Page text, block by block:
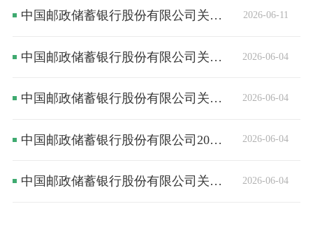
2026-06-11
中国邮政储蓄银行股份有限公司关于2026年二级资本债券（第一期）（债券通）发行完毕的公告
2026-06-04
中国邮政储蓄银行股份有限公司关于2026年无固定期限资本债券（第一期）（债券通）发行完毕的公告
2026-06-04
中国邮政储蓄银行股份有限公司关于金融市场总监任职的公告
2026-06-04
中国邮政储蓄银行股份有限公司2025年年度股东会会议资料
2026-06-04
中国邮政储蓄银行股份有限公司关于召开2025年年度股东会的通知